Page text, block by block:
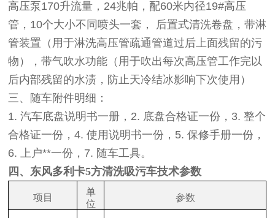
高压泵170升流量，24兆帕，配60米内径19#高压
管，10个大小不同喷头一套， 后置式清洗卷盘，带淋
管装置（用于淋洗高压管疏通管道过后上面残留的污
物），带气吹水功能（用于吹出每次高压管工作完以
后内部残留的水渍，防止天冷结冰影响下次使用）
三、随车附件明细：
1. 汽车底盘说明书一册，2. 底盘合格证一份，3. 整个
合格证一份，4. 使用说明书一份，5. 保修手册一份，
6. 上户**一份，7. 随车工具。
四、东风多利卡5方清洗吸污车技术参数
项目
单
位
参数